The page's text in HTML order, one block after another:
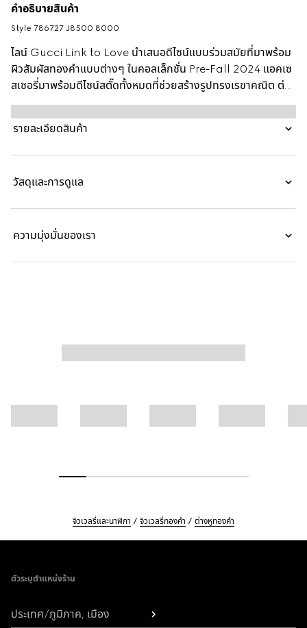
คำอธิบายสินค้า
Style ‎786727 J8500 8000
ไลน์ Gucci Link to Love นำเสนอดีไซน์แบบร่วมสมัยที่มาพร้อม
ผิวสัมผัสทองคำแบบต่างๆ ในคอลเล็กชั่น Pre-Fall 2024 แอคเซ
สเซอรี่มาพร้อมดีไซน์สตั๊ดทั้งหมดที่ช่วยสร้างรูปทรงเรขาคณิต ต่าง
หูแบบห่วงคู่นี้จึงเป็นตัวเลือกที่เหมาะอย่างยิ่งเพื่อสวมใส่ในชีวิต
ประจำวัน
รายละเอียดสินค้า
วัสดุและการดูแล
ความมุ่งมั่นของเรา
จิวเวลรี่และนาฬิกา จิวเวลรี่ทองคำ ต่างหูทองคำ
ตัวระบุตำแหน่งร้าน
ประเทศ/ภูมิภาค, เมือง